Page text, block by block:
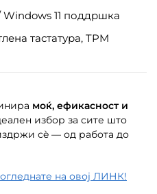
Windows 11 поддршка
тастатура, TPM
моќ, ефикасност и
избор за сите што
сè — од работа до
на овој ЛИНК!